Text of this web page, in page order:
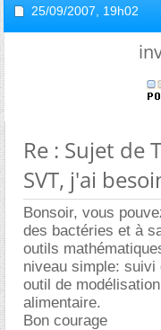
25/09/2007, 19h02
Re : Sujet de
SVT, j'ai
Bonsoir, vous
des bactéries et à
outils
niveau simple:
outil de
alimentaire.
Bon courage